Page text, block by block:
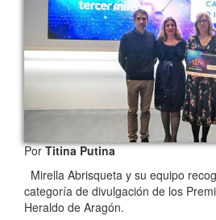
PorTitina Putina
Mirella Abrisqueta y su equipo
categoría de divulgación de los
Heraldo de Aragón.